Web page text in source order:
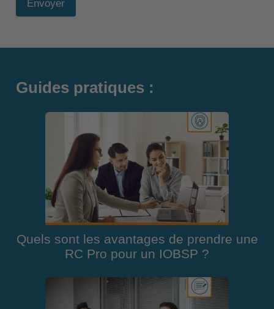
Envoyer
Guides pratiques :
Quels sont les avantages de prendre une
RC Pro pour un IOBSP ?